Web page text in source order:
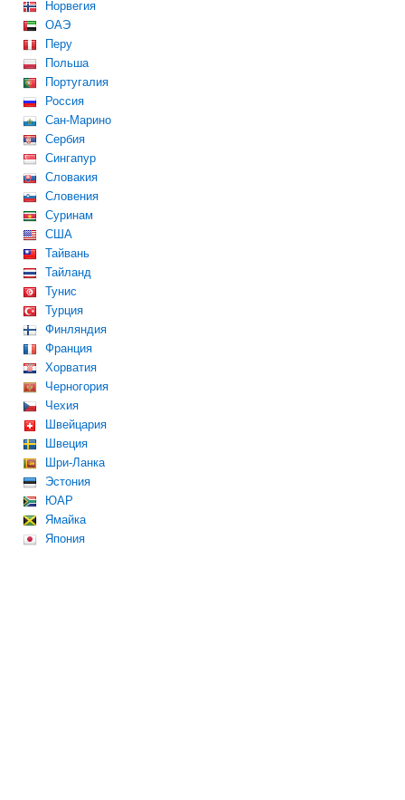
Норвегия
ОАЭ
Перу
Польша
Португалия
Россия
Сан-Марино
Сербия
Сингапур
Словакия
Словения
Суринам
США
Тайвань
Тайланд
Тунис
Турция
Финляндия
Франция
Хорватия
Черногория
Чехия
Швейцария
Швеция
Шри-Ланка
Эстония
ЮАР
Ямайка
Япония